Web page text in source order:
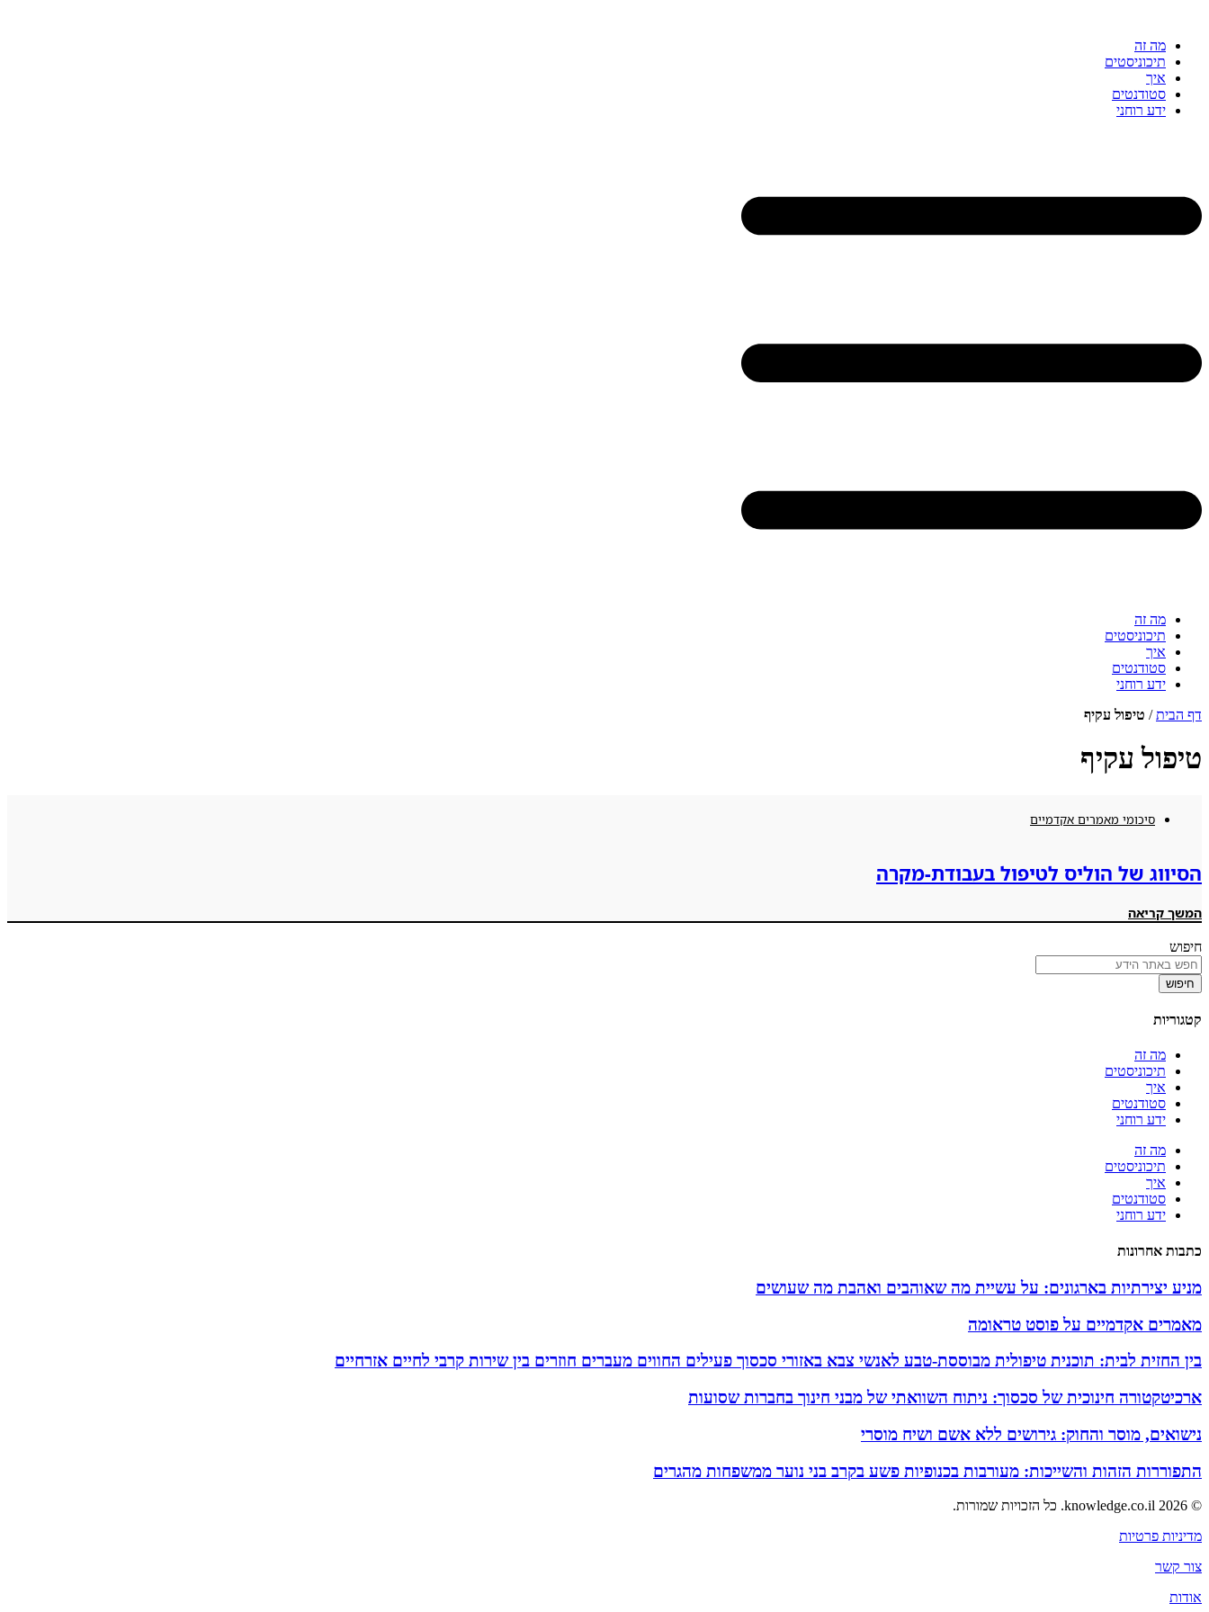
מה זה
תיכוניסטים
איך
סטודנטים
ידע רוחני
מה זה
תיכוניסטים
איך
סטודנטים
ידע רוחני
דף הבית/ טיפול עקיף
טיפול עקיף
סיכומי מאמרים אקדמיים
הסיווג של הוליס לטיפול בעבודת-מקרה
המשך קריאה
חיפוש
חיפוש
קטגוריות
מה זה
תיכוניסטים
איך
סטודנטים
ידע רוחני
מה זה
תיכוניסטים
איך
סטודנטים
ידע רוחני
כתבות אחרונות
מניע יצירתיות בארגונים: על עשיית מה שאוהבים ואהבת מה שעושים
מאמרים אקדמיים על פוסט טראומה
בין החזית לבית: תוכנית טיפולית מבוססת-טבע לאנשי צבא באזורי סכסוך פעילים החווים מעברים חוזרים בין שירות קרבי לחיים אזרחיים
ארכיטקטורה חינוכית של סכסוך: ניתוח השוואתי של מבני חינוך בחברות שסועות
נישואים, מוסר והחוק: גירושים ללא אשם ושיח מוסרי
התפוררות הזהות והשייכות: מעורבות בכנופיות פשע בקרב בני נוער ממשפחות מהגרים
© 2026 knowledge.co.il. כל הזכויות שמורות.
מדיניות פרטיות
צור קשר
אודות